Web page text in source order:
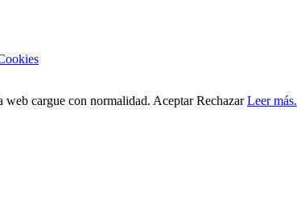
web cargue con normalidad. Aceptar Rechazar Leer más.